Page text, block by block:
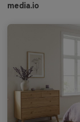
media.io